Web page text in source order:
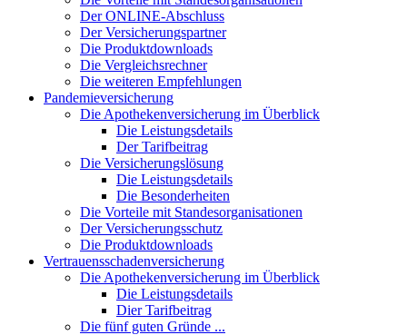
Der ONLINE-Abschluss
Der Versicherungspartner
Die Produktdownloads
Die Vergleichsrechner
Die weiteren Empfehlungen
Pandemieversicherung
Die Apothekenversicherung im Überblick
Die Leistungsdetails
Der Tarifbeitrag
Die Versicherungslösung
Die Leistungsdetails
Die Besonderheiten
Die Vorteile mit Standesorganisationen
Der Versicherungsschutz
Die Produktdownloads
Vertrauensschadenversicherung
Die Apothekenversicherung im Überblick
Die Leistungsdetails
Dier Tarifbeitrag
Die fünf guten Gründe ...